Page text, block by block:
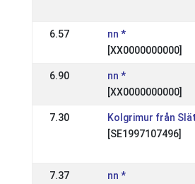
6.57
nn *
[XX0000000000]
6.90
nn *
[XX0000000000]
7.30
Kolgrimur från
[SE1997107496]
7.37
nn *